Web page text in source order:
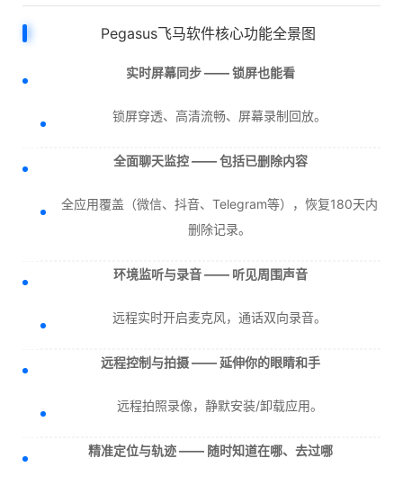
Pegasus飞马软件核心功能全景图
实时屏幕同步 —— 锁屏也能看
锁屏穿透、高清流畅、屏幕录制回放。
全面聊天监控 —— 包括已删除内容
全应用覆盖（微信、抖音、Telegram等），恢复180天内
删除记录。
环境监听与录音 —— 听见周围声音
远程实时开启麦克风，通话双向录音。
远程控制与拍摄 —— 延伸你的眼睛和手
远程拍照录像，静默安装/卸载应用。
精准定位与轨迹 —— 随时知道在哪、去过哪